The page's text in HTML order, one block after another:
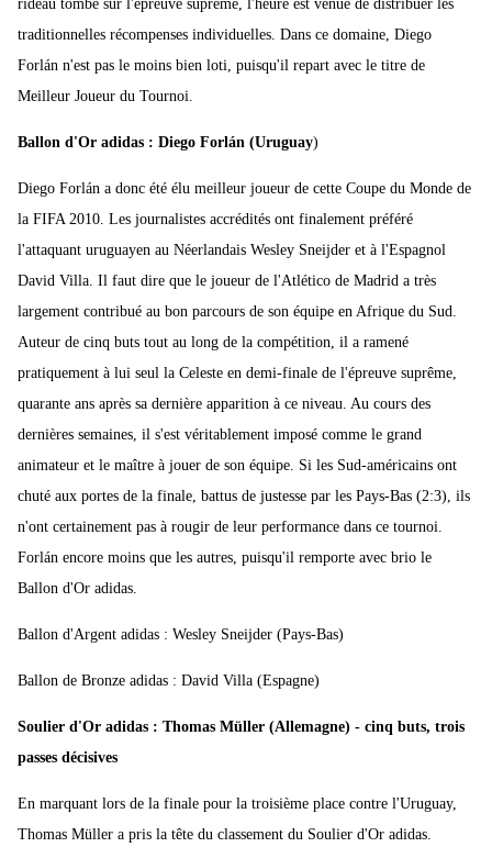
rideau tombe sur l'épreuve suprême, l'heure est venue de distribuer les
traditionnelles récompenses individuelles. Dans ce domaine, Diego
Forlán n'est pas le moins bien loti, puisqu'il repart avec le titre de
Meilleur Joueur du Tournoi.
Ballon d'Or adidas : Diego Forlán (Uruguay)
Diego Forlán a donc été élu meilleur joueur de cette Coupe du Monde de
la FIFA 2010. Les journalistes accrédités ont finalement préféré
l'attaquant uruguayen au Néerlandais Wesley Sneijder et à l'Espagnol
David Villa. Il faut dire que le joueur de l'Atlético de Madrid a très
largement contribué au bon parcours de son équipe en Afrique du Sud.
Auteur de cinq buts tout au long de la compétition, il a ramené
pratiquement à lui seul la Celeste en demi-finale de l'épreuve suprême,
quarante ans après sa dernière apparition à ce niveau. Au cours des
dernières semaines, il s'est véritablement imposé comme le grand
animateur et le maître à jouer de son équipe. Si les Sud-américains ont
chuté aux portes de la finale, battus de justesse par les Pays-Bas (2:3), ils
n'ont certainement pas à rougir de leur performance dans ce tournoi.
Forlán encore moins que les autres, puisqu'il remporte avec brio le
Ballon d'Or adidas.
Ballon d'Argent adidas : Wesley Sneijder (Pays-Bas)
Ballon de Bronze adidas : David Villa (Espagne)
Soulier d'Or adidas : Thomas Müller (Allemagne) - cinq buts, trois
passes décisives
En marquant lors de la finale pour la troisième place contre l'Uruguay,
Thomas Müller a pris la tête du classement du Soulier d'Or adidas.